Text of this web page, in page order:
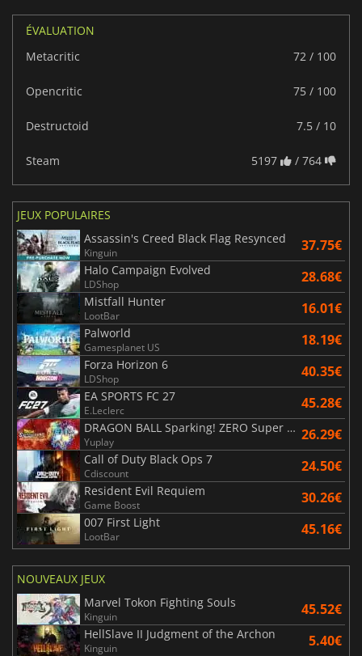
ÉVALUATION
Metacritic
72 / 100
Opencritic 75 / 100
Destructoid 7.5 / 10
Steam 5197 / 764
JEUX POPULAIRES
Assassin's Creed Black Flag Resynced
Kinguin 37.75€
Halo Campaign Evolved
LDShop 28.68€
Mistfall Hunter
LootBar 16.01€
Palworld
Gamesplanet US 18.19€
Forza Horizon 6
LDShop 40.35€
EA SPORTS FC 27
E.Leclerc 45.28€
DRAGON BALL Sparking! ZERO Super Limit Breaking NEO
Yuplay 26.29€
Call of Duty Black Ops 7
Cdiscount 24.50€
Resident Evil Requiem
Game Boost 30.26€
007 First Light
LootBar 45.16€
NOUVEAUX JEUX
Marvel Tokon Fighting Souls
Kinguin 45.52€
HellSlave II Judgment of the Archon
Kinguin 5.40€